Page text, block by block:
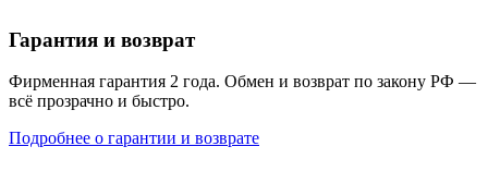
Гарантия и возврат
Фирменная гарантия 2 года. Обмен и возврат по закону РФ —
всё прозрачно и быстро.
Подробнее о гарантии и возврате